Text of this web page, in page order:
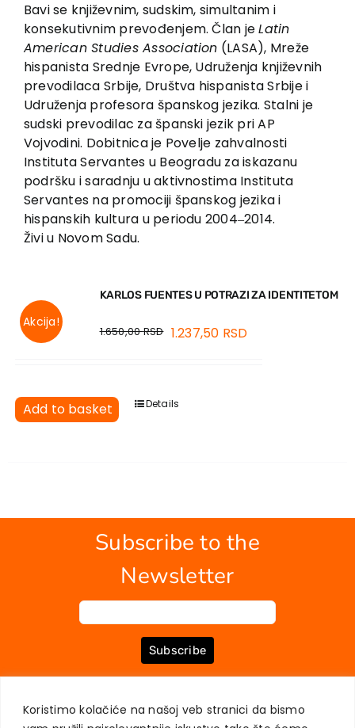
Koristimo kolačiće na našoj veb stranici da bismo
Bavi se književnim, sudskim, simultanim i
konsekutiv­nim prevođenjem. Član jeLatin
American Studies Association (LASA), Mreže
hispanista Srednje Evrope, Udruženja književ­nih
prevodilaca Srbije, Društva hispanista Srbije i
Udruženja profesora španskog jezika. Stalni je
sudski prevodilac za špan­ski jezik pri AP
Vojvodini. Dobitnica je Povelje zahvalnosti
Instituta Servantes u Beogradu za iskazanu
podršku i sarad­nju u aktivnostima Instituta
Servantes na promociji španskog jezika i
hispanskih kultura u periodu 2004‒2014.
Živi u Novom Sadu.
Akcija!
KARLOS FUENTES U POTRAZI ZA IDENTITETOM
1.650,00RSD 1.237,50 RSD
Add to basket Details
Subscribe to the
Newsletter
Subscribe